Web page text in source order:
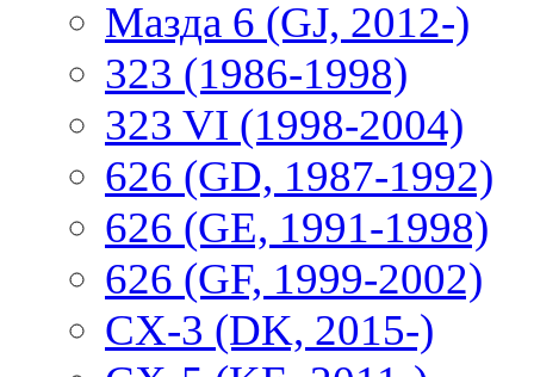
Мазда 6 (GJ, 2012-)
323 (1986-1998)
323 VI (1998-2004)
626 (GD, 1987-1992)
626 (GE, 1991-1998)
626 (GF, 1999-2002)
CX-3 (DK, 2015-)